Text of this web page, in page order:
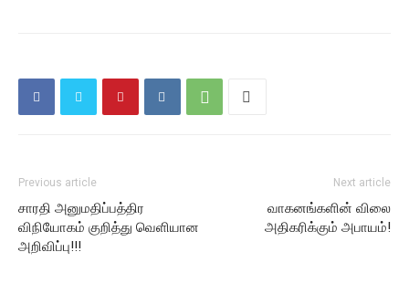
Previous article
சாரதி அனுமதிப்பத்திர
விநியோகம் குறித்து வெளியான
அறிவிப்பு!!!
Next article
வாகனங்களின் விலை
அதிகரிக்கும் அபாயம்!